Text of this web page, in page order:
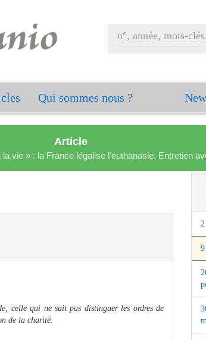
Qui sommes nous ?
Article
vie » : la France légalise l'euthanasie. Entretien
celle qui ne sait pas distinguer les ordres de
de la charité.